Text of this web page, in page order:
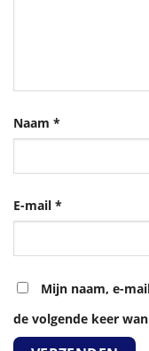
Naam *
E-mail *
Mijn naam, e-
de volgende keer